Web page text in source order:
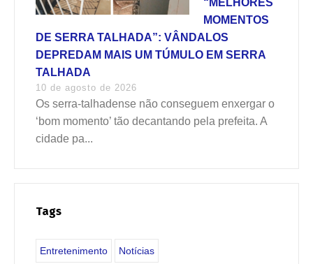
“MELHORES
MOMENTOS
DE SERRA TALHADA”: VÂNDALOS
DEPREDAM MAIS UM TÚMULO EM SERRA
TALHADA
10 de agosto de 2026
Os serra-talhadense não conseguem enxergar o
‘bom momento’ tão decantando pela prefeita. A
cidade pa...
Tags
Entretenimento Notícias